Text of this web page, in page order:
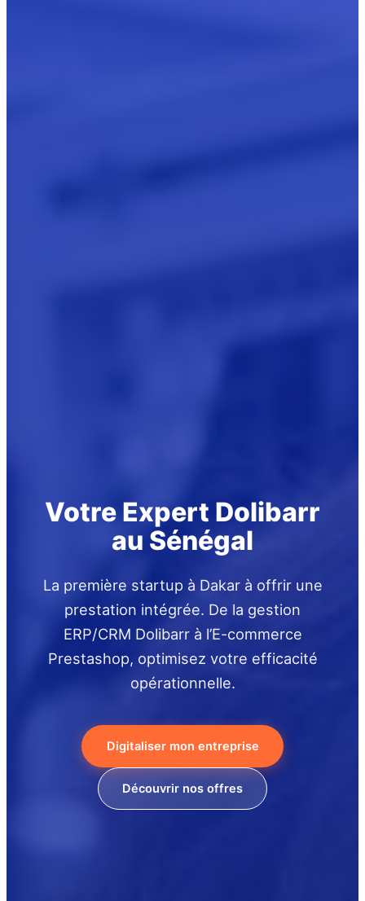
Votre Expert Dolibarr
au Sénégal
La première startup à Dakar à offrir une
prestation intégrée. De la gestion
ERP/CRM Dolibarr à l’E-commerce
Prestashop, optimisez votre efficacité
opérationnelle.
Digitaliser mon entreprise
Découvrir nos offres